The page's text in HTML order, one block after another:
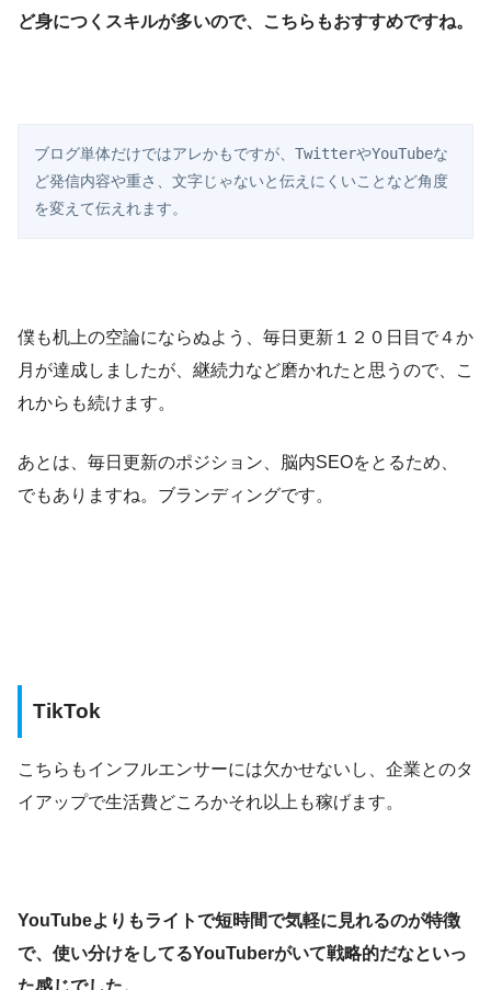
ど身につくスキルが多いので、こちらもおすすめですね。
ブログ単体だけではアレかもですが、TwitterやYouTubeな
ど発信内容や重さ、文字じゃないと伝えにくいことなど角度
を変えて伝えれます。
僕も机上の空論にならぬよう、毎日更新１２０日目で４か
月が達成しましたが、継続力など磨かれたと思うので、こ
れからも続けます。
あとは、毎日更新のポジション、脳内SEOをとるため、
でもありますね。ブランディングです。
TikTok
こちらもインフルエンサーには欠かせないし、企業とのタ
イアップで生活費どころかそれ以上も稼げます。
YouTubeよりもライトで短時間で気軽に見れるのが特徴
で、使い分けをしてるYouTuberがいて戦略的だなといっ
た感じでした。